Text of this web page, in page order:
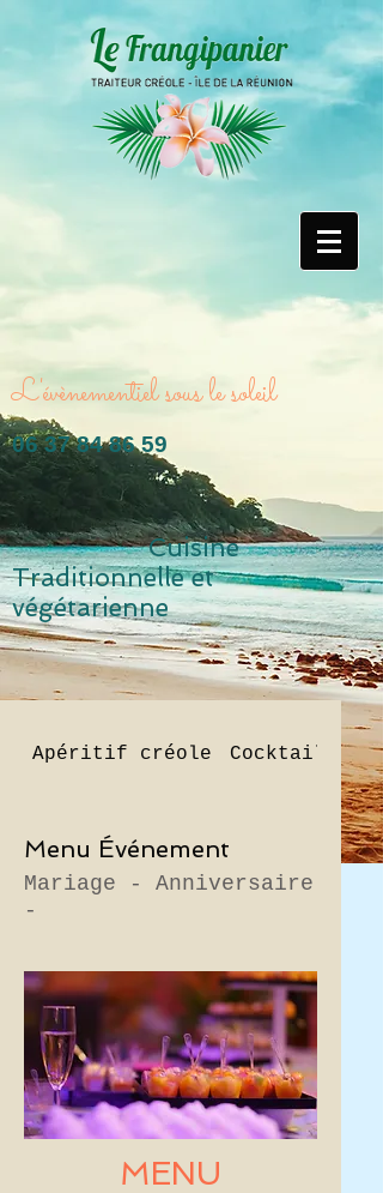
L'évènementiel sous le soleil
06 37 84 86 59
Cuisine
Traditionnelle et
végétarienne
Apéritif créole Cocktail Le
Menu Événement
Mariage - Anniversaire
-
MENU